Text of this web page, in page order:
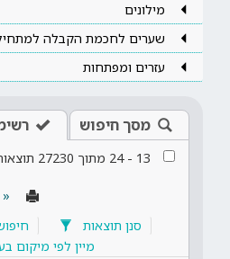
מילונים
שערים לחכמת הקבלה
עזרים ומפתחות
מסך חיפוש
13
-
24 מתוך 27230
«
סנן תוצאות
מיין לפי מיקום